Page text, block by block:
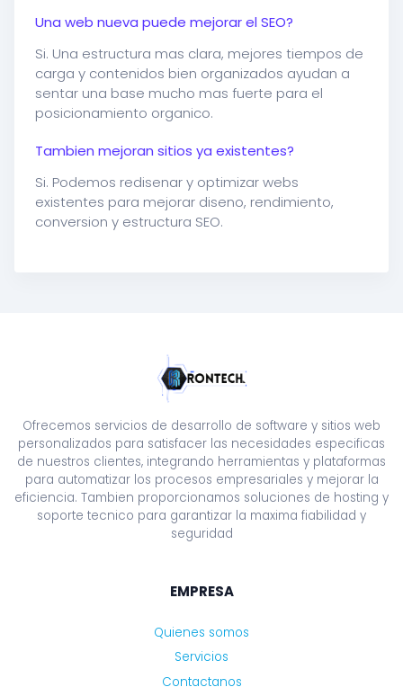
Una web nueva puede mejorar el SEO?
Si. Una estructura mas clara, mejores tiempos de
carga y contenidos bien organizados ayudan a
sentar una base mucho mas fuerte para el
posicionamiento organico.
Tambien mejoran sitios ya existentes?
Si. Podemos redisenar y optimizar webs
existentes para mejorar diseno, rendimiento,
conversion y estructura SEO.
Ofrecemos servicios de desarrollo de software y sitios web
personalizados para satisfacer las necesidades especificas
de nuestros clientes, integrando herramientas y plataformas
para automatizar los procesos empresariales y mejorar la
eficiencia. Tambien proporcionamos soluciones de hosting y
soporte tecnico para garantizar la maxima fiabilidad y
seguridad
EMPRESA
Quienes somos
Servicios
Contactanos